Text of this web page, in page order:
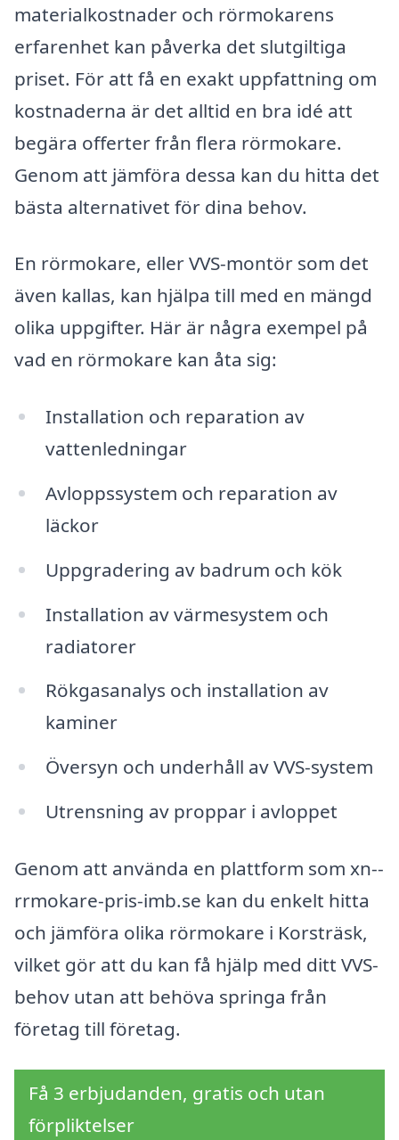
materialkostnader och rörmokarens
erfarenhet kan påverka det slutgiltiga
priset. För att få en exakt uppfattning om
kostnaderna är det alltid en bra idé att
begära offerter från flera rörmokare.
Genom att jämföra dessa kan du hitta det
bästa alternativet för dina behov.
En rörmokare, eller VVS-montör som det
även kallas, kan hjälpa till med en mängd
olika uppgifter. Här är några exempel på
vad en rörmokare kan åta sig:
Installation och reparation av
vattenledningar
Avloppssystem och reparation av
läckor
Uppgradering av badrum och kök
Installation av värmesystem och
radiatorer
Rökgasanalys och installation av
kaminer
Översyn och underhåll av VVS-system
Utrensning av proppar i avloppet
Genom att använda en plattform som xn--
rrmokare-pris-imb.se kan du enkelt hitta
och jämföra olika rörmokare i Korsträsk,
vilket gör att du kan få hjälp med ditt VVS-
behov utan att behöva springa från
företag till företag.
Få 3 erbjudanden, gratis och utan
förpliktelser